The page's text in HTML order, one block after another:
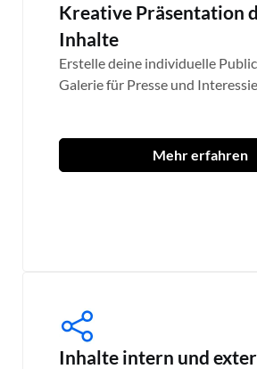
Kreative Präsentation
Inhalte
Erstelle deine individuelle
Galerie für Presse und
Mehr erfahren
Inhalte intern und